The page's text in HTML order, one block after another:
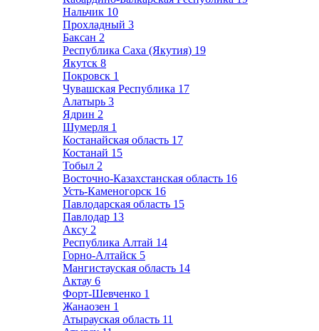
Нальчик 10
Прохладный 3
Баксан 2
Республика Саха (Якутия) 19
Якутск 8
Покровск 1
Чувашская Республика 17
Алатырь 3
Ядрин 2
Шумерля 1
Костанайская область 17
Костанай 15
Тобыл 2
Восточно-Казахстанская область 16
Усть-Каменогорск 16
Павлодарская область 15
Павлодар 13
Аксу 2
Республика Алтай 14
Горно-Алтайск 5
Мангистауская область 14
Актау 6
Форт-Шевченко 1
Жанаозен 1
Атырауская область 11